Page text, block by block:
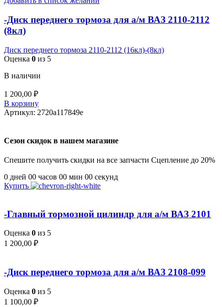
-Диск переднего тормоза для а/м ВАЗ 2110-2112
(8кл)
Диск переднего тормоза 2110-2112 (16кл)-(8кл)
Оценка 0 из 5
В наличии
1 200,00 ₽
В корзину
Артикул: 2720a117849e
Сезон скидок в нашем магазине
Спешите получить скидки на все запчасти Сцепление до 20%
0 дней 00 часов 00 мин 00 секунд
Купить
-Главный тормозной цилиндр для а/м ВАЗ 2101
Оценка 0 из 5
1 200,00 ₽
-Диск переднего тормоза для а/м ВАЗ 2108-099
Оценка 0 из 5
1 100,00 ₽